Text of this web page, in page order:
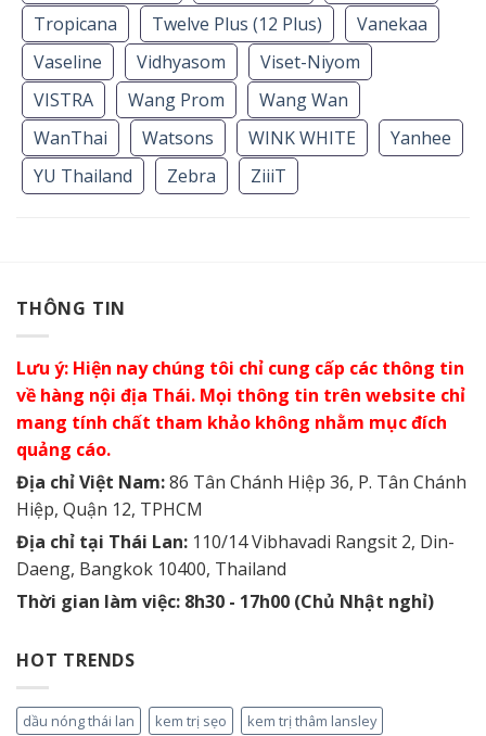
Tropicana
Twelve Plus (12 Plus)
Vanekaa
Vaseline
Vidhyasom
Viset-Niyom
VISTRA
Wang Prom
Wang Wan
WanThai
Watsons WINK WHITE
Yanhee
YU Thailand
Zebra ZiiiT
THÔNG TIN
Lưu ý: Hiện nay chúng tôi chỉ cung cấp các thông tin
về hàng nội địa Thái. Mọi thông tin trên website chỉ
mang tính chất tham khảo không nhằm mục đích
quảng cáo.
Địa chỉ Việt Nam:86 Tân Chánh Hiệp 36, P. Tân Chánh
Hiệp, Quận 12, TPHCM
Địa chỉ tại Thái Lan: 110/14 Vibhavadi Rangsit 2, Din-
Daeng, Bangkok 10400, Thailand
Thời gian làm việc: 8h30 - 17h00 (Chủ Nhật nghỉ)
HOT TRENDS
dầu nóng thái lan kem trị sẹo
kem trị thâm lansley